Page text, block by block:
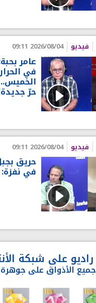
فيديو 2026/08/04 09:11
عامر
في
حرّ
فيديو 2026/08/04 09:11
حريق
في
راديو على شبكة
جميع الأذواق على